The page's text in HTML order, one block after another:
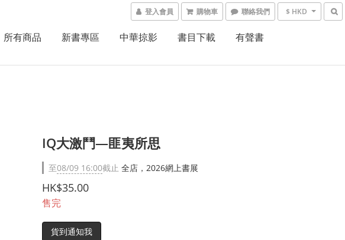
登入會員 購物車 聯絡我們 $ HKD
所有商品 新書專區 中華掠影 書目下載 有聲書
IQ大激鬥—匪夷所思
至08/09 16:00截止 全店，2026網上書展
HK$35.00
售完
貨到通知我